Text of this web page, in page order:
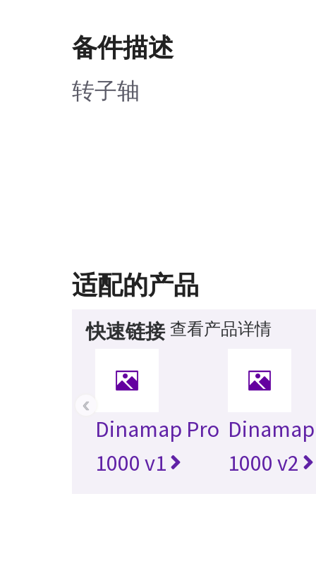
备件描述
转子轴
适配的产品
快速链接 查看产品详情
Dinamap Pro
1000 v1
1000 v2
‹